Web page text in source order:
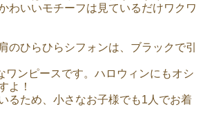
わいいモチーフは見ているだけワクワ
のひらひらシフォンは、ブラックで引
ワンピースです。ハロウィンにもオシ
よ！
るため、小さなお子様でも1人でお着